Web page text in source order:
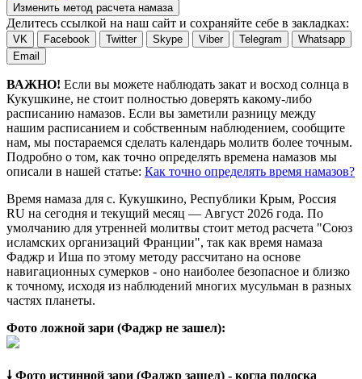
Изменить метод расчета намаза
Делитесь ссылкой на наш сайт и сохраняйте себе в закладках:
VK Facebook Twitter Skype Viber Telegram
Whatsapp
Email
ВАЖНО! Если вы можете наблюдать закат и восход солнца в
Кукушкине, не стоит полностью доверять какому-либо
расписанию намазов. Если вы заметили разницу между
нашим расписанием и собственным наблюдением, сообщите
нам, мы постараемся сделать календарь молитв более точным.
Подробно о том, как точно определять времена намазов мы
описали в нашей статье: Как точно определять время намазов?
Время намаза для с. Кукушкино, Республики Крым, Россия
RU на сегодня и текущий месяц — Август 2026 года. По
умолчанию для утренней молитвы стоит метод расчета "Союз
исламских организаций Франции", так как время намаза
Фаджр и Иша по этому методу рассчитано на основе
навигационных сумерков - оно наиболее безопасное и близко
к точному, исходя из наблюдений многих мусульман в разных
частях планеты.
Фото ложной зари (Фаджр не зашел):
🠗 Фото истинной зари (Фаджр зашел) - когда полоска